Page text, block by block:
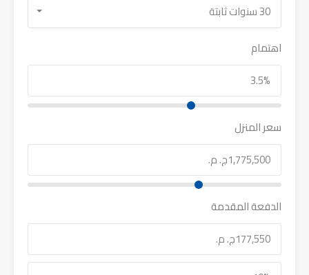
30 سنوات ثابتة
اهتمام
سعر المنزل
الدفعة المقدمة